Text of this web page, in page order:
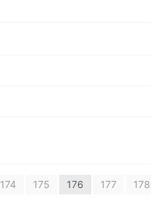
174 175 176 177 178